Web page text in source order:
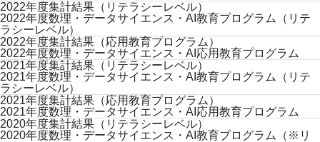
2022年度集計結果（リテラシーレベル）
2022年度数理・データサイエンス・AI教育プログラム（リテ
ラシーレベル）
2022年度集計結果（応用教育プログラム）
2022年度数理・データサイエンス・AI応用教育プログラム
2021年度集計結果（リテラシーレベル）
2021年度数理・データサイエンス・AI教育プログラム（リテ
ラシーレベル）
2021年度集計結果（応用教育プログラム）
2021年度数理・データサイエンス・AI応用教育プログラム
2020年度集計結果（リテラシーレベル）
2020年度数理・データサイエンス・AI教育プログラム（※リ